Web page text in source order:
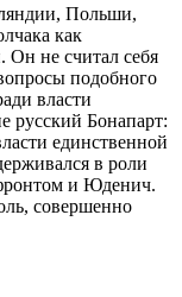
Польши,
как
Он не считал себя
подобного
власти
русский Бонапарт:
единственной
в роли
и Юденич.
совершенно